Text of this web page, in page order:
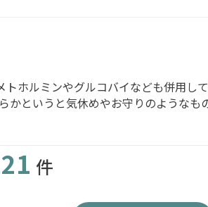
トホルミンやグルコバイなども併用し
かというと気休めやお守りのようなも
件